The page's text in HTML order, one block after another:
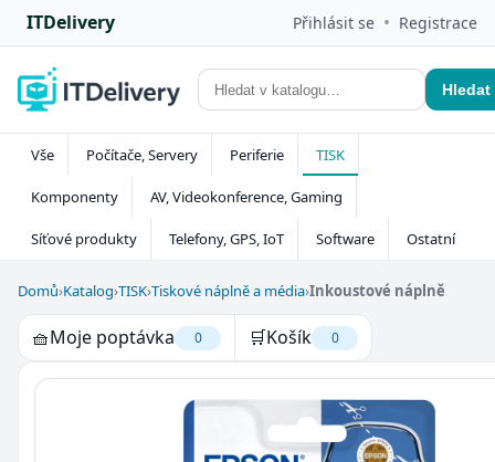
ITDelivery Přihlásit se • Registrace
Hledat
Vše Počítače, Servery Periferie TISK
Komponenty AV, Videokonference, Gaming
Síťové produkty Telefony, GPS, IoT Software Ostatní
Domů›Katalog›TISK›Tiskové náplně a média›Inkoustové náplně
🧺Moje poptávka 0 🛒Košík 0